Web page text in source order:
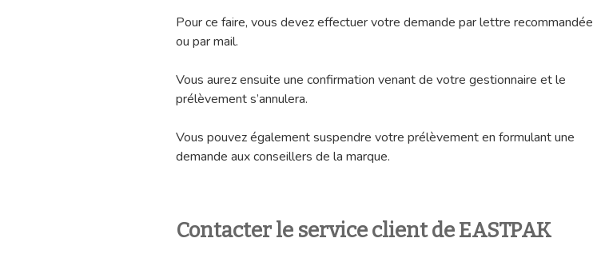
Pour ce faire, vous devez effectuer votre demande par lettre recommandée
ou par mail.
Vous aurez ensuite une confirmation venant de votre gestionnaire et le
prélèvement s’annulera.
Vous pouvez également suspendre votre prélèvement en formulant une
demande aux conseillers de la marque.
Contacter le service client de EASTPAK